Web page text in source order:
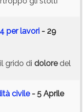
per lavori - 29
grido di doloredel
civile- 5 Aprile